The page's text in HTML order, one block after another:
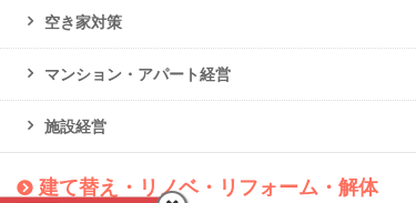
空き家対策
マンション・アパート経営
施設経営
建て替え・リノベ・リフォーム・解体